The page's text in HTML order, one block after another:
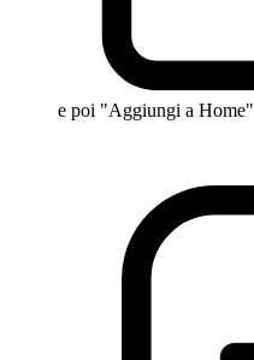
e poi "Aggiungi a Home"